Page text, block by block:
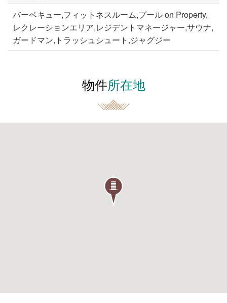
バーベキュー,フィットネスルーム,プール on Property,
レクレーションエリア,レジデントマネージャー,サウナ,
ガードマン,トラッシュシュート,ジャグジー
物件所在地